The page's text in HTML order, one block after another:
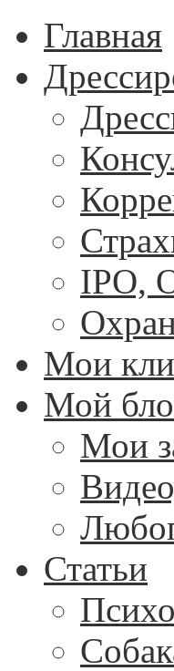
Главная
IPO,
Мои
Мой
Мои
Статьи